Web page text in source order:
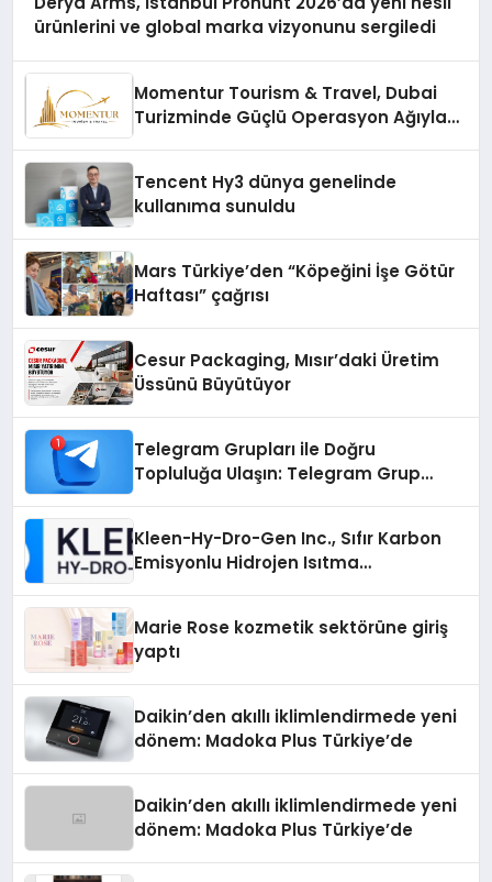
ürünlerini ve global marka vizyonunu sergiledi
Momentur Tourism & Travel, Dubai
Turizminde Güçlü Operasyon Ağıyla
Tencent Hy3 dünya genelinde
kullanıma sunuldu
Mars Türkiye’den “Köpeğini İşe Götür
Haftası” çağrısı
Cesur Packaging, Mısır’daki Üretim
Üssünü Büyütüyor
Telegram Grupları ile Doğru
Topluluğa Ulaşın: Telegram Grup
Kleen-Hy-Dro-Gen Inc., Sıfır Karbon
Emisyonlu Hidrojen Isıtma
Marie Rose kozmetik sektörüne giriş
yaptı
Daikin’den akıllı iklimlendirmede yeni
dönem: Madoka Plus Türkiye’de
Daikin’den akıllı iklimlendirmede yeni
dönem: Madoka Plus Türkiye’de